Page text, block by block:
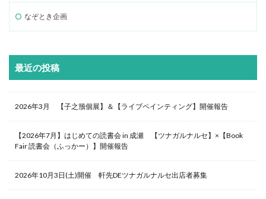
なぞとき企画
最近の投稿
2026年3月 【子之籏個展】＆【ライブペインティング】開催報告
【2026年7月】はじめての読書会 in 成瀬 【ツナガルナルセ】×【Book
Fair 読書会（ふっかー）】開催報告
2026年10月3日(土)開催 軒先DEツナガルナルセ出店者募集